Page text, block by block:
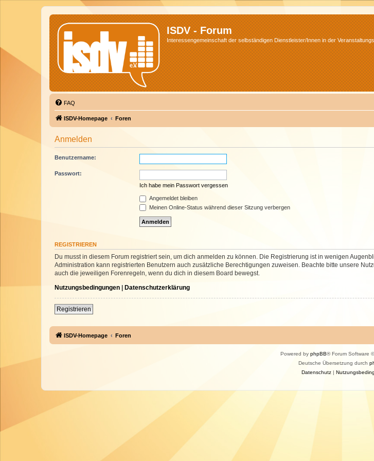
ISDV - Forum
Interessengemeinschaft der selbständigen Dienstleister/Innen in der
FAQ
ISDV-Homepage Foren
Anmelden
Benutzername:
Passwort:
Ich habe mein Passwort vergessen
Angemeldet bleiben
Meinen Online-Status während dieser Sitzung verbergen
REGISTRIEREN
Du musst in diesem Forum registriert sein, um dich anmelden zu können. Die Registrierung ist in wenigen
Administration kann registrierten Benutzern auch zusätzliche Berechtigungen zuweisen. Beachte bitte unsere
auch die jeweiligen Forenregeln, wenn du dich in diesem Board bewegst.
Nutzungsbedingungen | Datenschutzerklärung
Registrieren
ISDV-Homepage Foren
Powered by phpBB® Forum Software
Deutsche Übersetzung durch
Datenschutz|